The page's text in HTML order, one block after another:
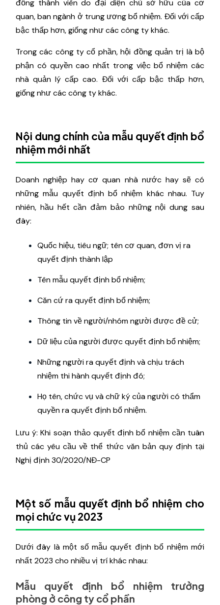
đồng thành viên do đại diện chủ sở hữu của cơ
quan, ban ngành ở trung ương bổ nhiệm. Đối với cấp
bậc thấp hơn, giống như các công ty khác.
Trong các công ty cổ phần, hội đồng quản trị là bộ
phận có quyền cao nhất trong việc bổ nhiệm các
nhà quản lý cấp cao. Đối với cấp bậc thấp hơn,
giống như các công ty khác.
Nội dung chính của mẫu quyết định bổ
nhiệm mới nhất
Doanh nghiệp hay cơ quan nhà nước hay sẽ có
những mẫu quyết định bổ nhiệm khác nhau. Tuy
nhiên, hầu hết cần đảm bảo những nội dung sau
đây:
Quốc hiệu, tiêu ngữ; tên cơ quan, đơn vị ra
quyết định thành lập
Tên mẫu quyết định bổ nhiệm;
Căn cứ ra quyết định bổ nhiệm;
Thông tin về người/nhóm người được đề cử;
Dữ liệu của người được quyết định bổ nhiệm;
Những người ra quyết định và chịu trách
nhiệm thi hành quyết định đó;
Họ tên, chức vụ và chữ ký của người có thẩm
quyền ra quyết định bổ nhiệm.
Lưu ý: Khi soạn thảo quyết định bổ nhiệm cần tuân
thủ các yêu cầu về thể thức văn bản quy định tại
Nghị định 30/2020/NĐ-CP
Một số mẫu quyết định bổ nhiệm cho
mọi chức vụ 2023
Dưới đây là một số mẫu quyết định bổ nhiệm mới
nhất 2023 cho nhiều vị trí khác nhau:
Mẫu quyết định bổ nhiệm trưởng
phòng ở công ty cổ phần